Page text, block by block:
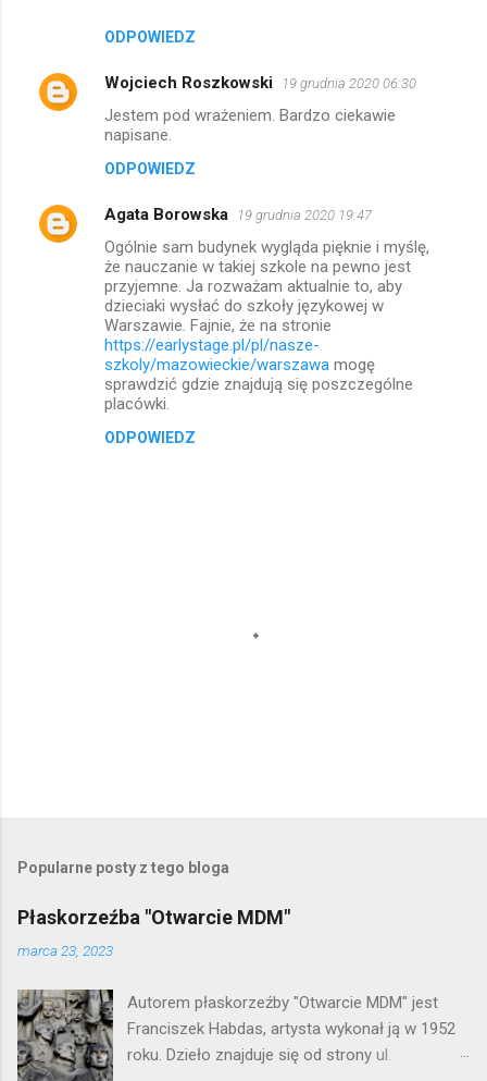
ODPOWIEDZ
Wojciech Roszkowski 19 grudnia 2020 06:30
Jestem pod wrażeniem. Bardzo ciekawie
napisane.
ODPOWIEDZ
Agata Borowska 19 grudnia 2020 19:47
Ogólnie sam budynek wygląda pięknie i myślę,
że nauczanie w takiej szkole na pewno jest
przyjemne. Ja rozważam aktualnie to, aby
dzieciaki wysłać do szkoły językowej w
Warszawie. Fajnie, że na stronie
https://earlystage.pl/pl/nasze-
szkoly/mazowieckie/warszawa mogę
sprawdzić gdzie znajdują się poszczególne
placówki.
ODPOWIEDZ
e
i
j
o
m
e
n
t
Popularne posty z tego bloga
Płaskorzeźba "Otwarcie MDM"
marca 23, 2023
Autorem płaskorzeźby "Otwarcie MDM" jest
Franciszek Habdas, artysta wykonał ją w 1952
roku. Dzieło znajduje się od strony ul.